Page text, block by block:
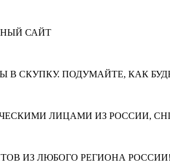
САЙТ
СКУПКУ. ПОДУМАЙТЕ, КАК
ЛИЦАМИ ИЗ РОССИИ,
ИЗ ЛЮБОГО РЕГИОНА РОССИИ!